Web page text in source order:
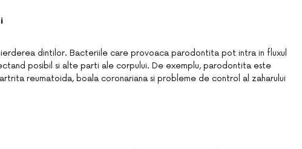
dintilor. Bacteriile care provoaca parodontita pot intra in fluxul
posibil si alte parti ale corpului. De exemplu, parodontita este
reumatoida, boala coronariana si probleme de control al zaharului